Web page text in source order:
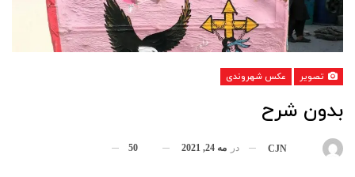
تصویر عکس شهروندی
بدون شرح
CJN در مه 24, 2021 50